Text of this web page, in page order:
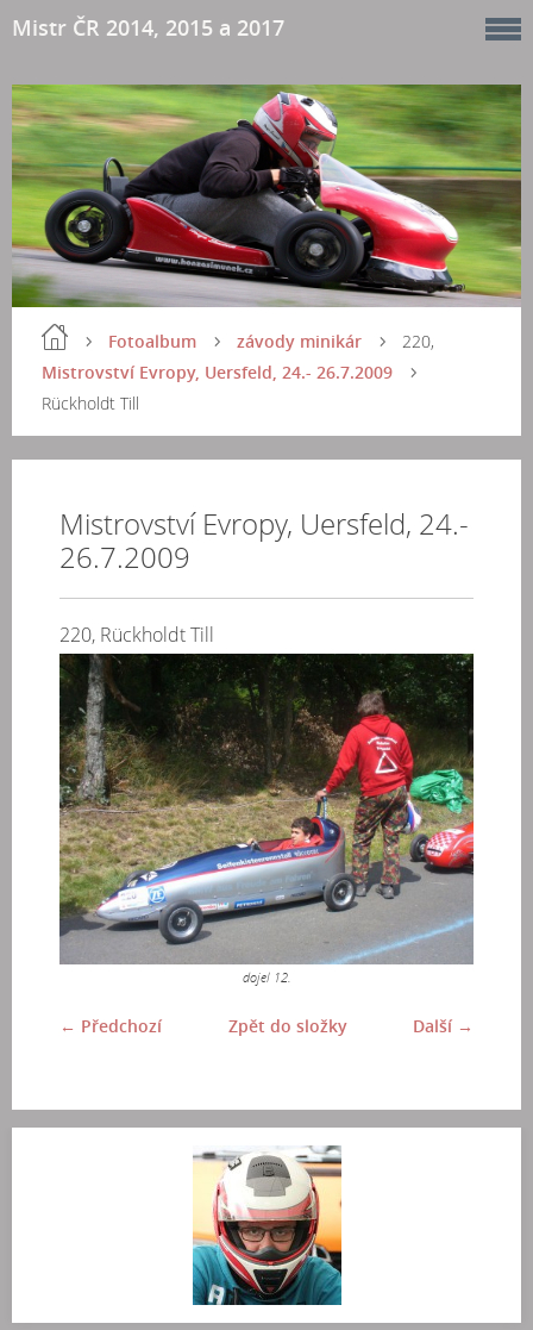
Mistr ČR 2014, 2015 a 2017
Fotoalbum
závody minikár
Mistrovství Evropy, Uersfeld, 24.- 26.7.2009
220,
Rückholdt Till
Mistrovství Evropy, Uersfeld, 24.-
26.7.2009
220, Rückholdt Till
dojel 12.
← Předchozí Další →
Zpět do složky